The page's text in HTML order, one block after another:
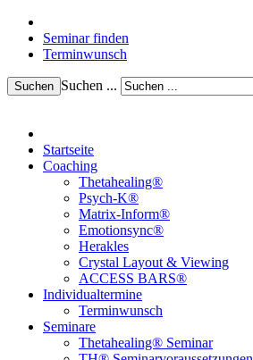
Seminar finden
Terminwunsch
Suchen Suchen ...
Startseite
Coaching
Thetahealing®
Psych-K®
Matrix-Inform®
Emotionsync®
Herakles
Crystal Layout & Viewing
ACCESS BARS®
Individualtermine
Terminwunsch
Seminare
Thetahealing® Seminar